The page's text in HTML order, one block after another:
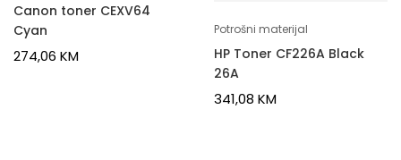
Canon toner CEXV64
Cyan
274,06 KM
Potrošni materijal
HP Toner CF226A Black
26A
341,08 KM